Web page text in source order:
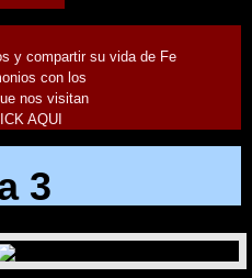
por
y compartir su vida de Fe
con los
nos visitan
AQUI
3